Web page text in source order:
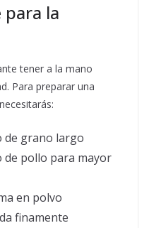
para la
tener a la mano
Para preparar una
de grano largo
de pollo para mayor
en polvo
finamente